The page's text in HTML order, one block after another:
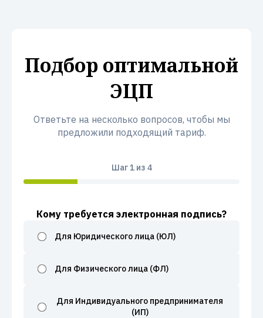
Подбор оптимальной
ЭЦП
Ответьте на несколько вопросов, чтобы мы
предложили подходящий тариф.
Шаг1из 4
Кому требуется электронная подпись?
Для Юридического лица (ЮЛ)
Для Физического лица (ФЛ)
Для Индивидуального предпринимателя
(ИП)